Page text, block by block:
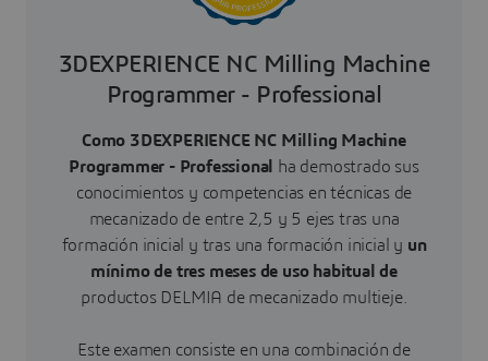
3DEXPERIENCE NC Milling Machine
Programmer - Professional
Como 3DEXPERIENCE NC Milling Machine
Programmer - Professional
ha demostrado sus
conocimientos y competencias en técnicas de
mecanizado de entre 2,5 y 5 ejes tras una
formación inicial y tras una formación inicial y un
mínimo de tres meses de uso habitual de
productos DELMIA de mecanizado multieje.
Este examen consiste en una combinación de